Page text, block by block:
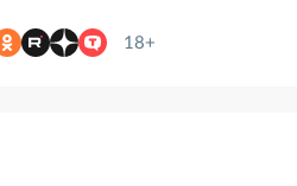
18+